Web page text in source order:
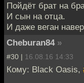
Пойдёт брат на
И сын на отца.
И даже веган
Cheburan84 »
#30 | 16.08.16 14:33
Кому: Black Oasis,